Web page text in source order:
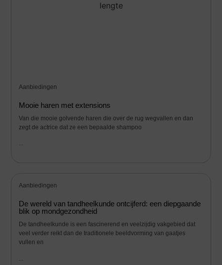
Aanbiedingen
Mooie haren met extensions
Van die mooie golvende haren die over de rug wegvallen en dan
zegt de actrice dat ze een bepaalde shampoo
...
Aanbiedingen
De wereld van tandheelkunde ontcijferd: een diepgaande
blik op mondgezondheid
De tandheelkunde is een fascinerend en veelzijdig vakgebied dat
veel verder reikt dan de traditionele beeldvorming van gaatjes
vullen en
...